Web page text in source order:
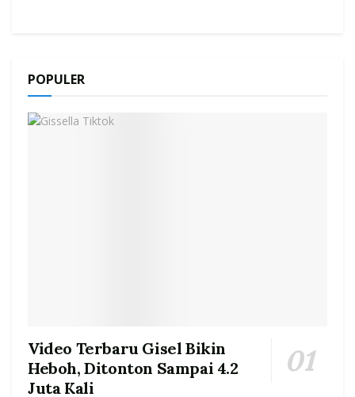
POPULER
Video Terbaru Gisel Bikin
Heboh, Ditonton Sampai 4.2
Juta Kali